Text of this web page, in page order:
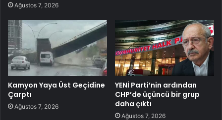
Ağustos 7, 2026
Kamyon Yaya Üst Geçidine
Çarptı
Ağustos 7, 2026
YENİ Parti’nin ardından
CHP’de üçüncü bir grup
daha çıktı
Ağustos 7, 2026